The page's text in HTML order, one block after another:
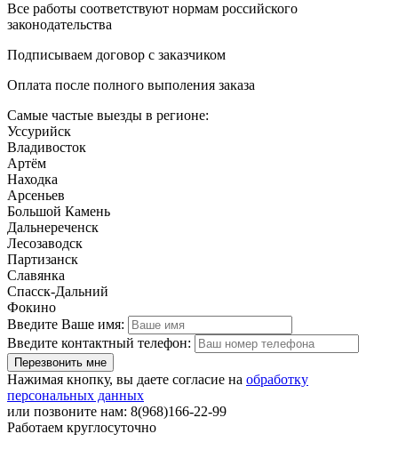
Все работы соответствуют нормам российского
законодательства
Подписываем договор с заказчиком
Оплата после полного выполения заказа
Самые частые выезды в регионе:
Уссурийск
Владивосток
Артём
Находка
Арсеньев
Большой Камень
Дальнереченск
Лесозаводск
Партизанск
Славянка
Спасск-Дальний
Фокино
Введите Ваше имя:
Введите контактный телефон:
Перезвонить мне
Нажимая кнопку, вы даете согласие на обработку
персональных данных
или позвоните нам: 8(968)166-22-99
Работаем круглосуточно